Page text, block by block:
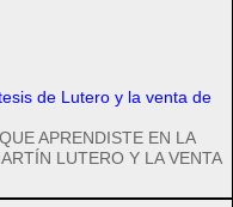
de Lutero y la venta de
APRENDISTE EN LA
LUTERO Y LA VENTA